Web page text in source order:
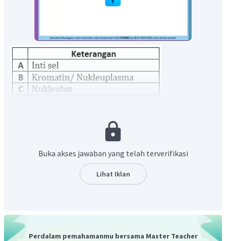
Buka akses jawaban yang telah terverifikasi
Lihat Iklan
Perdalam pemahamanmu bersama Master Teacher